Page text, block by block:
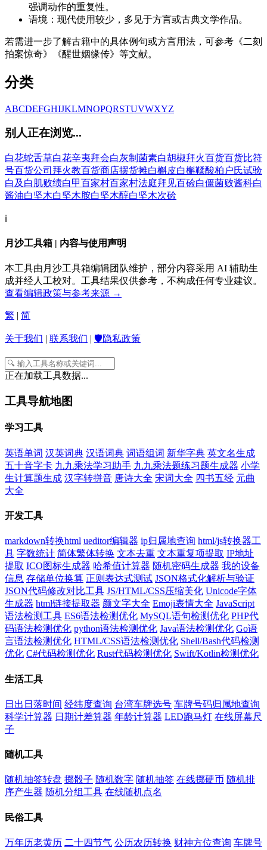
强调动作的重复性。
语境：现代使用较少，多见于方言或古典文学作品。
若需进一步了解古籍中的具体例句或方言用法，可参考《二刻
拍案惊奇》《醒世姻缘传》等文献。
分类
ABCDEFGHIJKLMNOPQRSTUVWXYZ
别人正在浏览...
白花蛇舌草白花辛夷拜会白灰制菌素白胡椒拜火百货百货比符
号百货公司 拜火教百货商店摆货摊白槲皮白槲鞣酸柏户氏试验
白及 白肌败绩白甲百家村百家村法庭拜见百硷白僵菌败酱科白
酱油白坚木白坚木胺白坚木醇白坚木次硷
ℹ️
月沙工具箱 | 内容与使用声明
本工具由月沙工具箱编辑团队维护，部分内容采用 AI 辅助生
成并经人工校对。工具结果仅供参考，不构成任何专业建议。
查看编辑政策与参考来源 →
繁 简
关于我们 联系我们 🛡️隐私政策
正在加载工具数据...
工具导航地图
学习工具
英语单词 汉英词典 汉语词典 词语组词 新华字典 英文名生成
五十音字卡 九九乘法学习助手 九九乘法题练习题生成器 小学
生计算题生成 汉字转拼音 唐诗大全 宋词大全 四书五经 元曲
大全
开发工具
markdown转换html ueditor编辑器 ip归属地查询 html/js转换器工
具 字数统计 简体繁体转换 文本去重 文本重复项提取 IP地址
提取 ICO图标生成器 哈希值计算器 随机密码生成器 我的设备
信息 存储单位换算 正则表达式测试 JSON格式化解析与验证
JSON代码修改对比工具 JS/HTML/CSS压缩美化 Unicode字体
生成器 html链接提取器 颜文字大全 Emoji表情大全 JavaScript
语法检测工具 ES6语法检测优化 MySQL语句检测优化 PHP代
码语法检测优化 python语法检测优化 Java语法检测优化 Go语
言语法检测优化 HTML/CSS语法检测优化 Shell/Bash代码检测
优化 C#代码检测优化 Rust代码检测优化 Swift/Kotlin检测优化
生活工具
日出日落时间 经纬度查询 台湾车牌选号 车牌号码归属地查询
科学计算器 日期计差算器 年龄计算器 LED跑马灯 在线屏幕尺
子
随机工具
随机抽签转盘 掷骰子 随机数字 随机抽签 在线掷硬币 随机排
序产生器 随机分组工具 在线随机点名
民俗工具
万年历老黄历 二十四节气 公历农历转换 财神方位查询 车牌号